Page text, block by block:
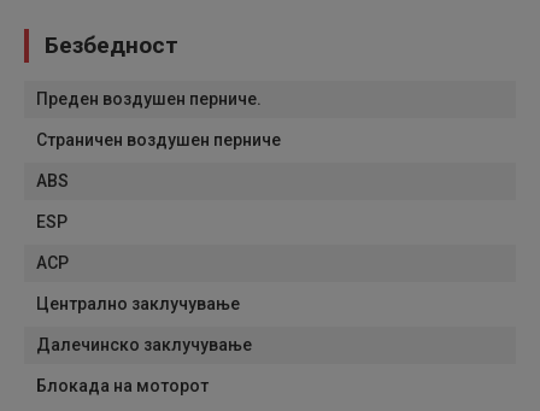
Безбедност
Преден воздушен перниче.
Страничен воздушен перниче
ABS
ESP
АСР
Централно заклучување
Далечинско заклучување
Блокада на моторот